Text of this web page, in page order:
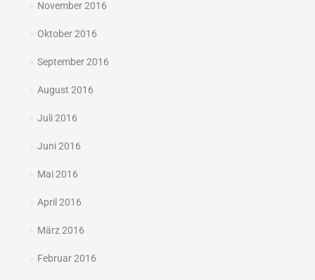
November 2016
Oktober 2016
September 2016
August 2016
Juli 2016
Juni 2016
Mai 2016
April 2016
März 2016
Februar 2016